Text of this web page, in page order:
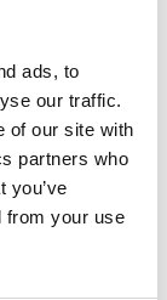
ads, to
our traffic.
of our site with
partners who
you’ve
from your use